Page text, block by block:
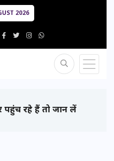
2026
पहुंच रहे हैं तो जान लें